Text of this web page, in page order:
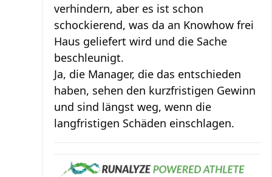
verhindern, aber es ist schon
schockierend, was da an Knowhow frei
Haus geliefert wird und die Sache
beschleunigt.
Ja, die Manager, die das entschieden
haben, sehen den kurzfristigen Gewinn
und sind längst weg, wenn die
langfristigen Schäden einschlagen.